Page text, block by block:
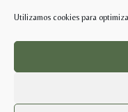
Utilizamos cookies para